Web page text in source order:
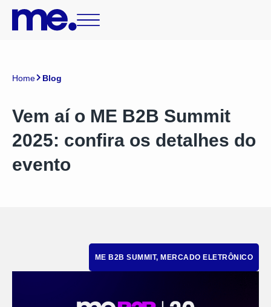
Home Blog
Vem aí o ME B2B Summit
2025: confira os detalhes do
evento
ME B2B SUMMIT, MERCADO ELETRÔNICO